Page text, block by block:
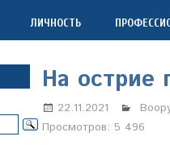
ЛИЧНОСТЬ
На острие
22.11.2021
Просмотров: 5 496